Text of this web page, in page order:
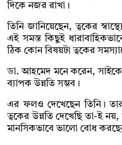
দিকে নজর রাখা।
তিনি জানিয়েছেন, ত্বকের
এই সমস্ত কিছুই
ঠিক কোন বিষয়টা ত্বকের
ডা. আহমেদ মনে করেন,
ব্যাপক উন্নতি সম্ভব।
এর ফলও দেখেছেন তিনি।
ত্বকের উন্নতি দেখেছি তা-ই
মানসিকভাবে ভালো বোধ